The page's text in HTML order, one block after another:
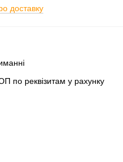
доставку
по реквізитам у рахунку